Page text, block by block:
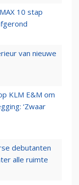
10 stap
van nieuwe
KLM E&M om
‘Zwaar
debutanten
alle ruimte